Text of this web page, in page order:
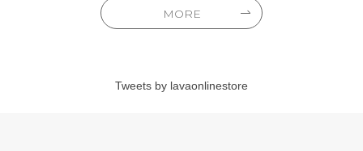
MORE
Tweets by lavaonlinestore